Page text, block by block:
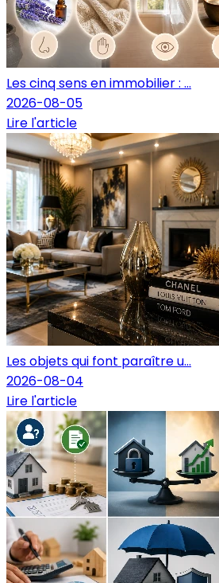
Les cinq sens en immobilier : ...
2026-08-05
Lire l'article
Les objets qui font paraître u...
2026-08-04
Lire l'article